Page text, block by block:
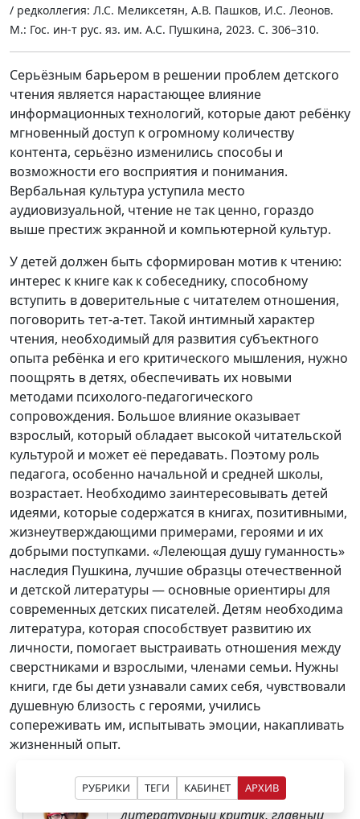
РУБРИКИ ТЕГИ КАБИНЕТ АРХИВ
/ редколлегия: Л.С. Меликсетян, А.В. Пашков, И.С. Леонов.
М.: Гос. ин-т рус. яз. им. А.С. Пушкина, 2023. С. 306–310.
Серьёзным барьером в решении проблем детского
чтения является нарастающее влияние
информационных технологий, которые дают ребёнку
мгновенный доступ к огромному количеству
контента, серьёзно изменились способы и
возможности его восприятия и понимания.
Вербальная культура уступила место
аудиовизуальной, чтение не так ценно, гораздо
выше престиж экранной и компьютерной культур.
У детей должен быть сформирован мотив к чтению:
интерес к книге как к собеседнику, способному
вступить в доверительные с читателем отношения,
поговорить тет-а-тет. Такой интимный характер
чтения, необходимый для развития субъектного
опыта ребёнка и его критического мышления, нужно
поощрять в детях, обеспечивать их новыми
методами психолого-педагогического
сопровождения. Большое влияние оказывает
взрослый, который обладает высокой читательской
культурой и может её передавать. Поэтому роль
педагога, особенно начальной и средней школы,
возрастает. Необходимо заинтересовывать детей
идеями, которые содержатся в книгах, позитивными,
жизнеутверждающими примерами, героями и их
добрыми поступками. «Лелеющая душу гуманность»
наследия Пушкина, лучшие образцы отечественной
и детской литературы — основные ориентиры для
современных детских писателей. Детям необходима
литература, которая способствует развитию их
личности, помогает выстраивать отношения между
сверстниками и взрослыми, членами семьи. Нужны
книги, где бы дети узнавали самих себя, чувствовали
душевную близость с героями, учились
сопереживать им, испытывать эмоции, накапливать
жизненный опыт.
Ольга МЯЭОТС,российский
переводчик, филолог-скандинавист,
литературный критик, главный